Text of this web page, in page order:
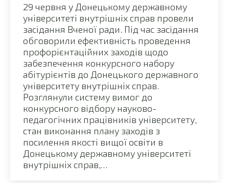
29 червня у Донецькому державному
університеті внутрішніх справ провели
засідання Вченої ради. Під час засідання
обговорили ефективність проведення
профорієнтаційних заходів щодо
забезпечення конкурсного набору
абітурієнтів до Донецького державного
університету внутрішніх справ.
Розглянули систему вимог до
конкурсного відбору науково-
педагогічних працівників університету,
стан виконання плану заходів з
посилення якості вищої освіти в
Донецькому державному університеті
внутрішніх справ,…